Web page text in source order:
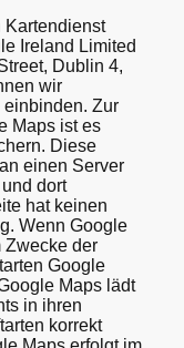
Kartendienst
Ireland Limited
Dublin 4,
wir
einbinden. Zur
Maps ist es
Diese
einen Server
dort
hat keinen
Wenn Google
Zwecke der
Google
Maps lädt
in ihren
korrekt